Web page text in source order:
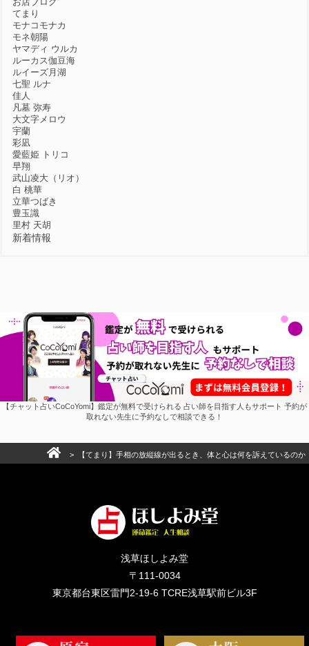
てまり
モナコモナカ
モネ朝陽
ヤマディ ウルカ
ルーカス伽豆海
ルイーズ月湖
七聖 ルナ
佳人
凡墓 弥寿
大文字メロウ
宇蘭
彩凪
愛藍姫 トリコ
早翔
武山凌大（リオ）
白 桃華
立華つばき
豊玉識
里村 天胡
新着情報
【チャット占いCoCoYomi】鑑定が無料で受けられる 占い師を目指す人もサポート 予約が
取れない先生に予約なしで相談できる！
> 【てまり】手相の放縦線が出るとき、体と心は何を訴えているのか
浅草ほしよみ堂
〒111-0034
東京都台東区雷門2-19-6 TCRE浅草駅前ビル3F